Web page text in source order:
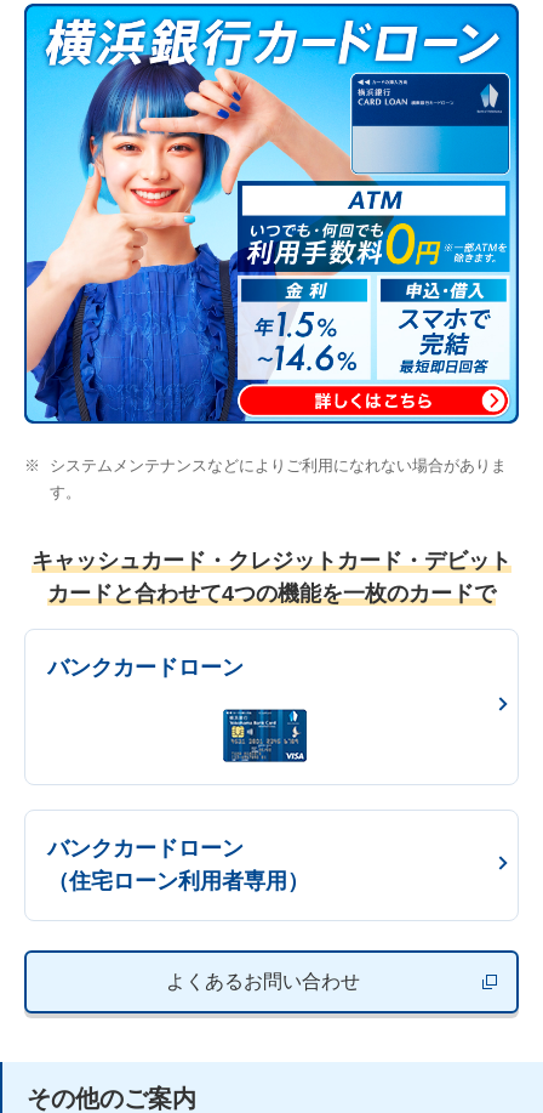
※
システムメンテナンスなどによりご利用になれない場合がありま
す。
キャッシュカード・クレジットカード・デビット
カードと合わせて4つの機能を一枚のカードで
バンクカードローン
バンクカードローン
（住宅ローン利用者専用）
よくあるお問い合わせ 新しいウ
その他のご案内